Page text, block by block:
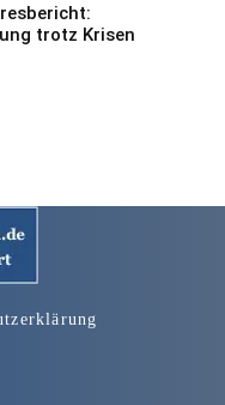
trotz Krisen